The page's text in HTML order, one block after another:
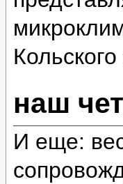
наш
И еще: